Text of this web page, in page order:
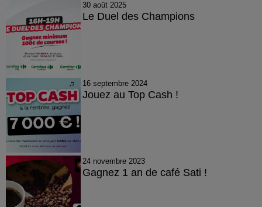
30 août 2025
Le Duel des Champions
16 septembre 2024
Jouez au Top Cash !
24 novembre 2023
Gagnez 1 an de café Sati !